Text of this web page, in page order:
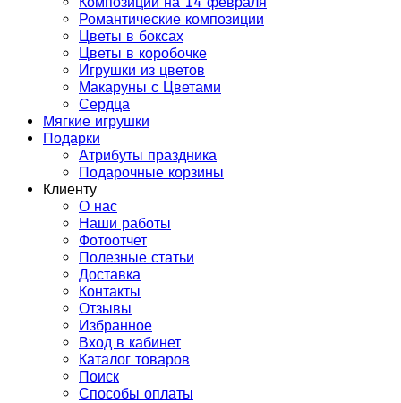
Романтические композиции
Цветы в боксах
Цветы в коробочке
Игрушки из цветов
Макаруны с Цветами
Сердца
Мягкие игрушки
Подарки
Атрибуты праздника
Подарочные корзины
Клиенту
О нас
Наши работы
Фотоотчет
Полезные статьи
Доставка
Контакты
Отзывы
Избранное
Вход в кабинет
Каталог товаров
Поиск
Способы оплаты